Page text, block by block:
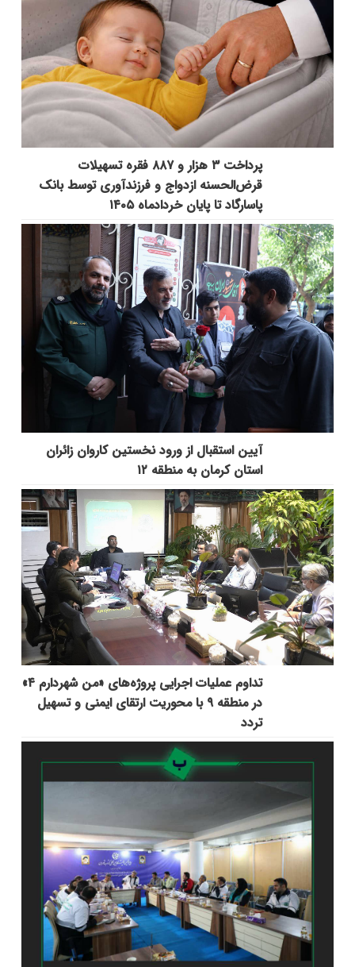
پرداخت ۳ هزار و ۸۸۷ فقره تسهیلات
قرض‌الحسنه ازدواج و فرزندآوری توسط بانک
پاسارگاد تا پایان خردادماه ۱۴۰۵
آیین استقبال از ورود نخستین کاروان زائران
استان کرمان به منطقه ۱۲
تداوم عملیات اجرایی پروژه‌های «من شهردارم ۴»
در منطقه ۹ با محوریت ارتقای ایمنی و تسهیل
تردد